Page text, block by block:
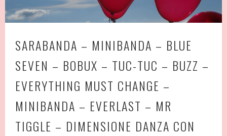
SARABANDA – MINIBANDA – BLUE
SEVEN – BOBUX – TUC-TUC – BUZZ –
EVERYTHING MUST CHANGE –
MINIBANDA – EVERLAST – MR
TIGGLE – DIMENSIONE DANZA CON